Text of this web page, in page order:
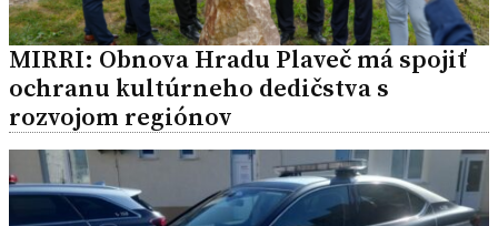
MIRRI: Obnova Hradu Plaveč má spojiť
ochranu kultúrneho dedičstva s
rozvojom regiónov